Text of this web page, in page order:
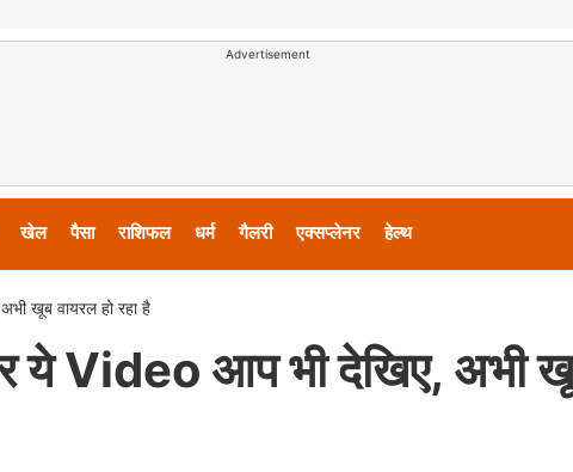
Advertisement
खेल पैसा राशिफल धर्म गैलरी एक्सप्लेनर हेल्थ
खूब वायरल हो रहा है
ये Video आप भी देखिए, अभी